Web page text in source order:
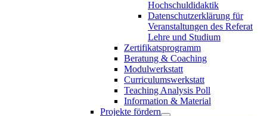
Hochschuldidaktik
Datenschutzerklärung für
Veranstaltungen des Referat
Lehre und Studium
Zertifikatsprogramm
Beratung & Coaching
Modulwerkstatt
Curriculumswerkstatt
Teaching Analysis Poll
Information & Material
Projekte fördern